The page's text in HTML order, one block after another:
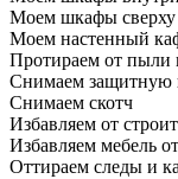
Моем шкафы сверху
Моем настенный
Протираем от пыли
Снимаем защитную
Снимаем скотч
Избавляем от
Избавляем мебель
Оттираем следы и